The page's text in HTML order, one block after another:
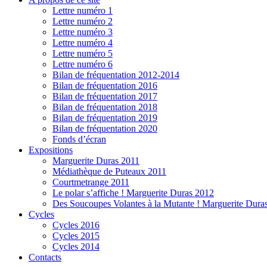
Lettre numéro 1
Lettre numéro 2
Lettre numéro 3
Lettre numéro 4
Lettre numéro 5
Lettre numéro 6
Bilan de fréquentation 2012-2014
Bilan de fréquentation 2016
Bilan de fréquentation 2017
Bilan de fréquentation 2018
Bilan de fréquentation 2019
Bilan de fréquentation 2020
Fonds d’écran
Expositions
Marguerite Duras 2011
Médiathèque de Puteaux 2011
Courtmetrange 2011
Le polar s’affiche ! Marguerite Duras 2012
Des Soucoupes Volantes à la Mutante ! Marguerite
Cycles
Cycles 2016
Cycles 2015
Cycles 2014
Contacts